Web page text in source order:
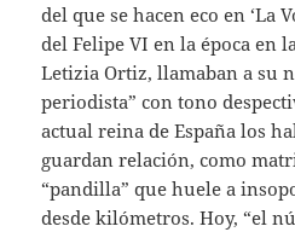
del que se hacen eco en ‘La
del Felipe VI en la época en
Letizia Ortiz, llamaban a su
periodista” con tono
actual reina de España los
guardan relación, como
“pandilla” que huele a
desde kilómetros. Hoy, “el